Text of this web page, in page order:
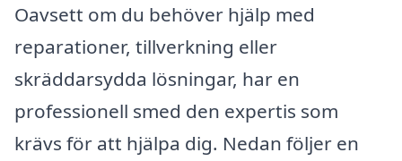
Oavsett om du behöver hjälp med
reparationer, tillverkning eller
skräddarsydda lösningar, har en
professionell smed den expertis som
krävs för att hjälpa dig. Nedan följer en